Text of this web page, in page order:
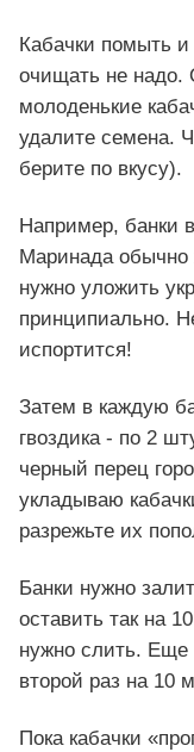
Кабачки помыть
очищать не надо.
молоденькие
удалите семена.
берите по вкусу).
Например, банки
Маринада обычно
нужно уложить
принципиально.
испортится!
Затем в каждую
гвоздика - по 2
черный перец
укладываю
разрежьте их
Банки нужно
оставить так на
нужно слить. Еще
второй раз на 10
Пока кабачки